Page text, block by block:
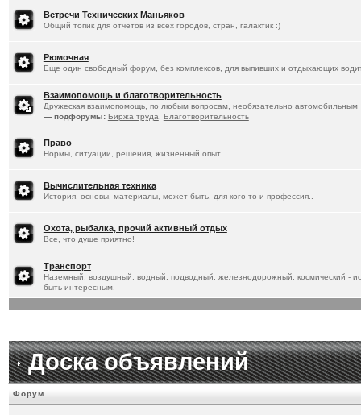
Встречи Технических Маньяков
Общий топик для отчетов из всех городов, стран, галактик :)
Рюмочная
Еще один свободный форум, без комплексов, для выпивших и отдыхающих
Взаимопомощь и благотворительность
Дружеская взаимопомощь, по любым вопросам, необязательно автомобильным
— подфорумы: Биржа труда Благотворительность
Право
Нормы, ситуации, решения, жизненный опыт
Вычислительная техника
История, основы, материалы, может быть, для кого-то и профессия..
Охота, рыбалка, прочий активный отдых
Все, что душе приятно!
Транспорт
Наземный, воздушный, водный, подводный, железнодорожный, космический -
быть интересным.
Доска объявлений
Форум